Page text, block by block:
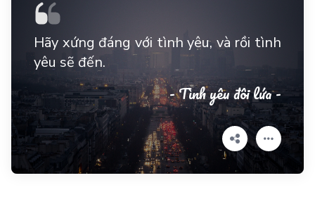
Hãy xứng đáng với tình yêu, và rồi tình
yêu sẽ đến.
- Tình yêu đôi lứa -